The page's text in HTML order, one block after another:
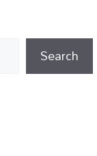
Search